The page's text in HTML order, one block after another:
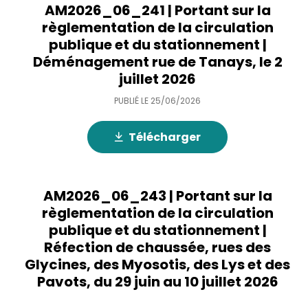
AM2026_06_241 | Portant sur la
règlementation de la circulation
publique et du stationnement |
Déménagement rue de Tanays, le 2
juillet 2026
PUBLIÉ LE 25/06/2026
Télécharger
AM2026_06_243 | Portant sur la
règlementation de la circulation
publique et du stationnement |
Réfection de chaussée, rues des
Glycines, des Myosotis, des Lys et des
Pavots, du 29 juin au 10 juillet 2026